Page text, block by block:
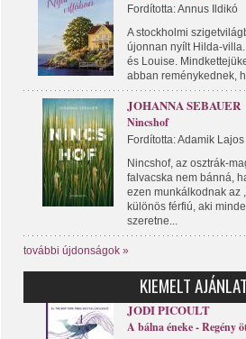
Fordította: Annus Ildikó
A stockholmi
újonnan nyílt Hilda-
és Louise.
abban reménykednek,
JOHANNA SEBAUER
Nincshof
Fordította: Adamik Lajos
Nincshof, az osztrák-
falvacska nem bánná,
ezen munkálkodnak az
különös férfiú, aki
szeretne...
további újdonságok »
KIEMELT
JODI PICOULT
A bálna éneke - Regény